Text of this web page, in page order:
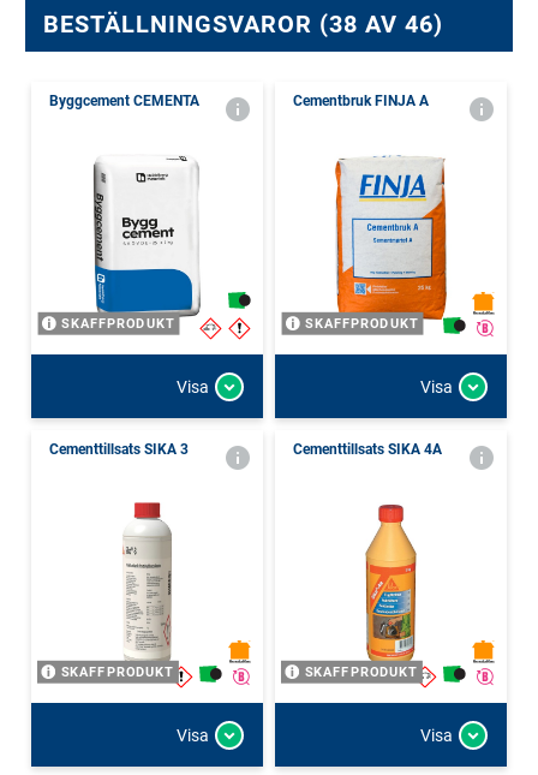
BESTÄLLNINGSVAROR (38 AV 46)
Byggcement CEMENTA
SKAFFPRODUKT
Visa
Cementbruk FINJA A
SKAFFPRODUKT
Visa
Cementtillsats SIKA 3
SKAFFPRODUKT
Visa
Cementtillsats SIKA 4A
SKAFFPRODUKT
Visa